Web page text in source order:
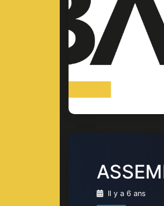
Il y a 6 ans